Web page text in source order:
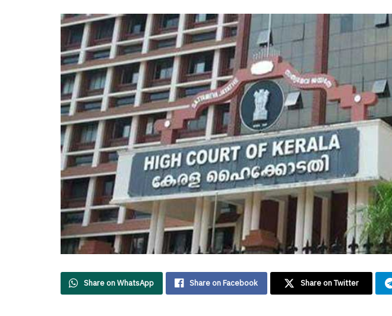
Share on WhatsApp Share on Facebook Share on Twitter